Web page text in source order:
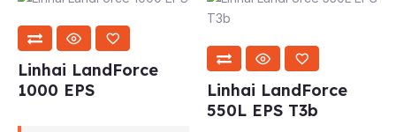
Linhai LandForce
1000 EPS
Linhai LandForce
550L EPS T3b